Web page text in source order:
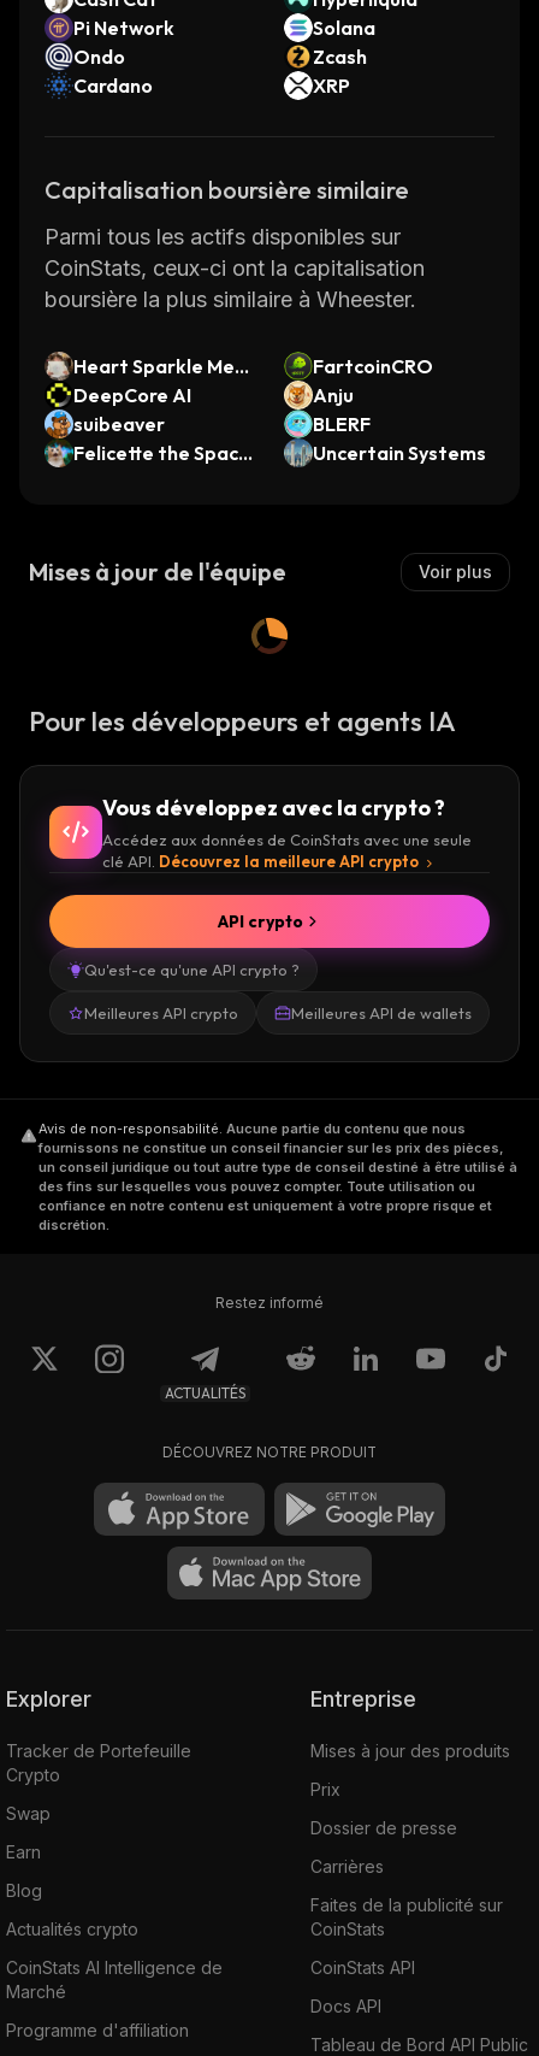
Pi Network
Solana
Ondo
Zcash
Cardano
XRP
Capitalisation boursière similaire
Parmi tous les actifs disponibles sur
CoinStats, ceux-ci ont la capitalisation
boursière la plus similaire à Wheester.
Heart Sparkle Mer
maid
FartcoinCRO
DeepCore AI
Anju
suibeaver
BLERF
Felicette the Space
Uncertain Systems
Mises à jour de l'équipe Voir plus
Pour les développeurs et agents IA
Vous développez avec la crypto ?
Accédez aux données de CoinStats avec une seule
clé API. Découvrez la meilleure API crypto
Qu'est-ce qu'une API crypto ?
Meilleures API crypto Meilleures API de wallets
API crypto
Avis de non-responsabilité. Aucune partie du contenu que nous
fournissons ne constitue un conseil financier sur les prix des pièces,
un conseil juridique ou tout autre type de conseil destiné à être utilisé à
des fins sur lesquelles vous pouvez compter. Toute utilisation ou
confiance en notre contenu est uniquement à votre propre risque et
discrétion.
Restez informé
ACTUALITÉS
DÉCOUVREZ NOTRE PRODUIT
Explorer
Tracker de Portefeuille
Crypto
Swap
Earn
Blog
Actualités crypto
CoinStats AI Intelligence de
Marché
Programme d'affiliation
Entreprise
Mises à jour des produits
Prix
Dossier de presse
Carrières
Faites de la publicité sur
CoinStats
CoinStats API
Docs API
Tableau de Bord API Public